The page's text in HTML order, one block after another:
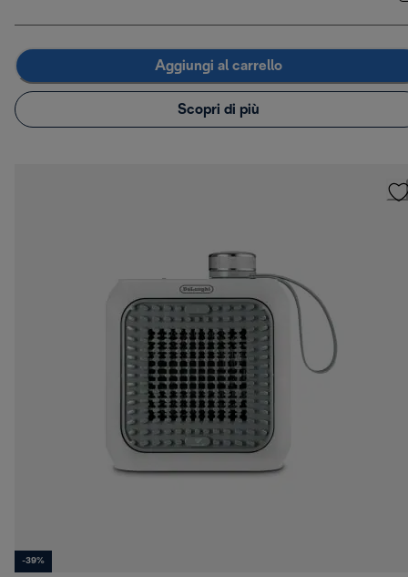
Aggiungi al carrello
Scopri di più
-39%